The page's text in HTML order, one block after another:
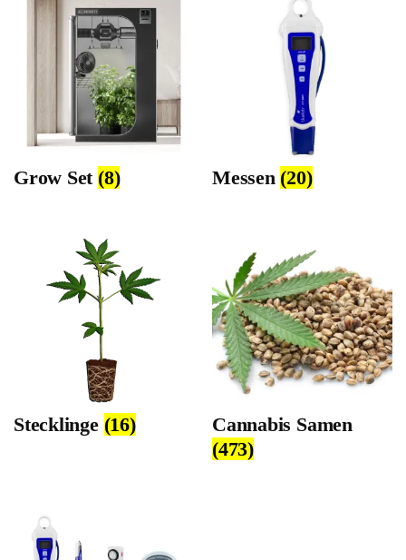
Grow Set (8) Messen (20)
Stecklinge (16)
Cannabis Samen
(473)